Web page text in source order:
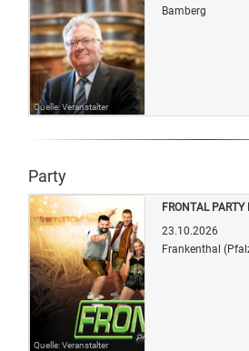
Quelle: Veranstalter
Bamberg
Party
Quelle: Veranstalter
FRONTAL PARTY
23.10.2026
Frankenthal